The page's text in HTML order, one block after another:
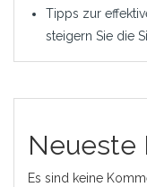
Tipps zur
steigern Sie die
Neueste
Es sind keine